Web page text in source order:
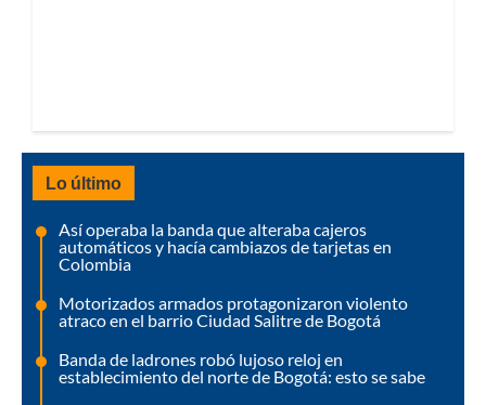
Lo último
Así operaba la banda que alteraba cajeros
automáticos y hacía cambiazos de tarjetas en
Colombia
Motorizados armados protagonizaron violento
atraco en el barrio Ciudad Salitre de Bogotá
Banda de ladrones robó lujoso reloj en
establecimiento del norte de Bogotá: esto se sabe